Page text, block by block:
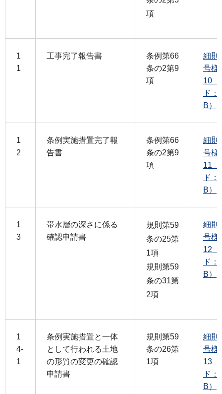
項
1
1
工事完了報告書
条例第66
条の2第9
項
細則
号様
10（
ド：
B）
1
2
条例実施措置完了報
告書
条例第66
条の2第9
項
細則
号様
11（
ド：
B）
1
3
帯水層の深さに係る
確認申請書
規則第59
条の25第
1項
規則第59
条の31第
2項
細則
号様
12（
ド：
B）
1
4-
1
条例実施措置と一体
として行われる土地
の形質の変更の確認
申請書
規則第59
条の26第
1項
細則
号様
13（
ド：
B）